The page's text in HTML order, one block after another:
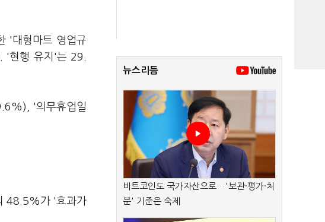
'대형마트 영업규
'현행 유지'는 29.
'의무휴업일
48.5%가 '효과가
뉴스리듬
비트코인도 국가자산으로…'보관·평가·처
분' 기준은 숙제